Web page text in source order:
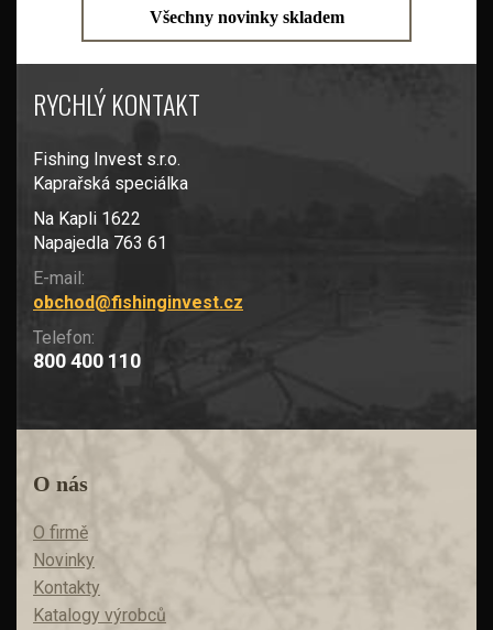
Všechny novinky skladem
RYCHLÝ KONTAKT
Fishing Invest s.r.o.
Kaprařská speciálka
Na Kapli 1622
Napajedla 763 61
E-mail:
obchod@fishinginvest.cz
Telefon:
800 400 110
O nás
O firmě
Novinky
Kontakty
Katalogy výrobců